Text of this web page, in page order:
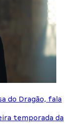
do Dragão, fala
temporada da